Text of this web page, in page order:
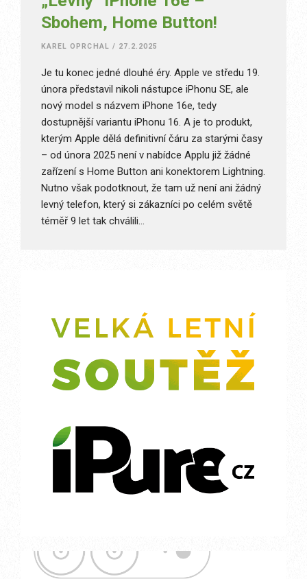
Sbohem, Home Button!
KAREL OPRCHAL / 27.2.2025
Je tu konec jedné dlouhé éry. Apple ve středu 19.
února představil nikoli nástupce iPhonu SE, ale
nový model s názvem iPhone 16e, tedy
dostupnější variantu iPhonu 16. A je to produkt,
kterým Apple dělá definitivní čáru za starými časy
– od února 2025 není v nabídce Applu již žádné
zařízení s Home Button ani konektorem Lightning.
Nutno však podotknout, že tam už není ani žádný
levný telefon, který si zákazníci po celém světě
téměř 9 let tak chválili…